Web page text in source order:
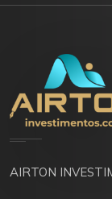
AIRTON